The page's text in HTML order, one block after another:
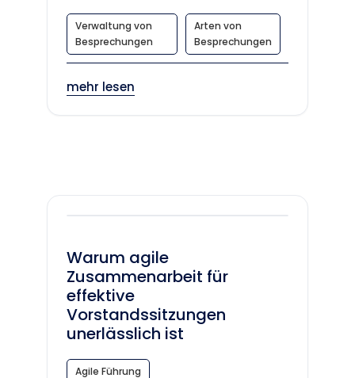
Verwaltung von
Besprechungen
Arten von
Besprechungen
mehr lesen
Warum agile
Zusammenarbeit für
effektive
Vorstandssitzungen
unerlässlich ist
Agile Führung